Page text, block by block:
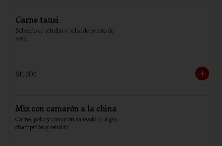
Carne tausi
Salteado c/ cebollin y salsa de poroto de
soya
$11.000
Mix con camarón a la china
Carne, pollo y camarón salteado c/ algas,
champiñón y cebollín